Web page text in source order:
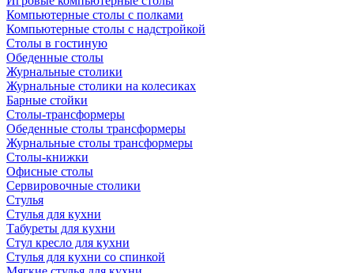
Компьютерные столы с полками
Компьютерные столы с надстройкой
Столы в гостиную
Обеденные столы
Журнальные столики
Журнальные столики на колесиках
Барные стойки
Столы-трансформеры
Обеденные столы трансформеры
Журнальные столы трансформеры
Столы-книжки
Офисные столы
Сервировочные столики
Стулья
Стулья для кухни
Табуреты для кухни
Стул кресло для кухни
Стулья для кухни со спинкой